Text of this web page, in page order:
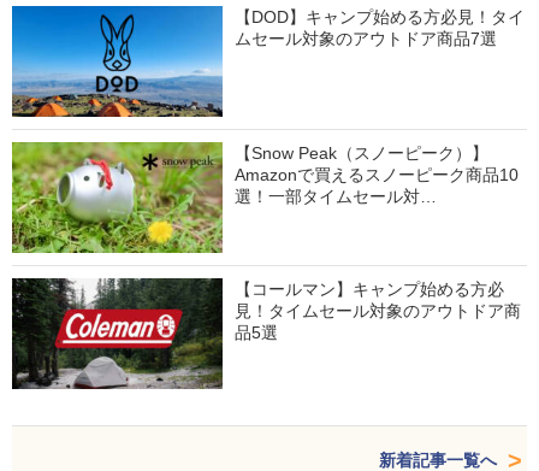
【DOD】キャンプ始める方必見！タイ
ムセール対象のアウトドア商品7選
【Snow Peak（スノーピーク）】
Amazonで買えるスノーピーク商品10
選！一部タイムセール対…
【コールマン】キャンプ始める方必
見！タイムセール対象のアウトドア商
品5選
新着記事一覧へ